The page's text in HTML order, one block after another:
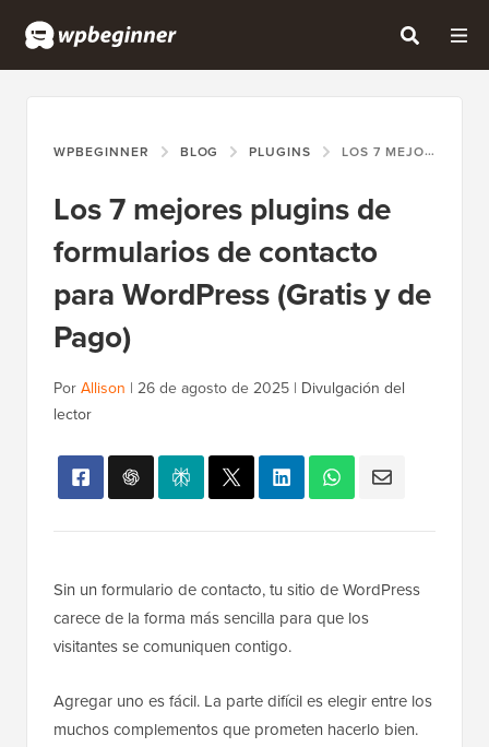
WPBEGINNER BLOG PLUGINS LOS 7 MEJORES PLUGINS DE FORMULARIOS DE CONTACTO PARA WORDPRESS (GRATIS Y DE PAGO)
Los 7 mejores plugins de
formularios de contacto
para WordPress (Gratis y de
Pago)
PorAllison | 26 de agosto de 2025 | Divulgación del
lector
Sin un formulario de contacto, tu sitio de WordPress
carece de la forma más sencilla para que los
visitantes se comuniquen contigo.
Agregar uno es fácil. La parte difícil es elegir entre los
muchos complementos que prometen hacerlo bien.